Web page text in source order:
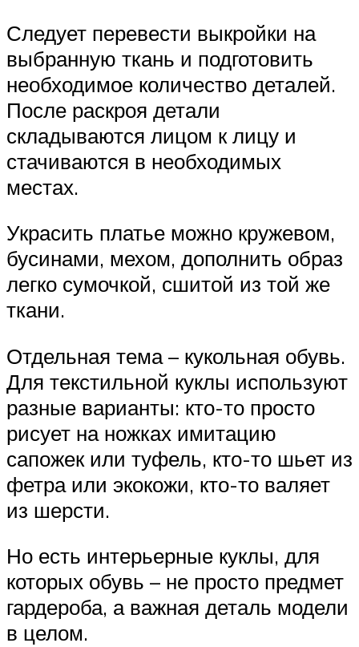
Следует перевести выкройки на
выбранную ткань и подготовить
необходимое количество деталей.
После раскроя детали
складываются лицом к лицу и
стачиваются в необходимых
местах.
Украсить платье можно кружевом,
бусинами, мехом, дополнить образ
легко сумочкой, сшитой из той же
ткани.
Отдельная тема – кукольная обувь.
Для текстильной куклы используют
разные варианты: кто-то просто
рисует на ножках имитацию
сапожек или туфель, кто-то шьет из
фетра или экокожи, кто-то валяет
из шерсти.
Но есть интерьерные куклы, для
которых обувь – не просто предмет
гардероба, а важная деталь модели
в целом.